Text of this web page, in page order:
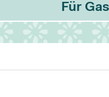
Für